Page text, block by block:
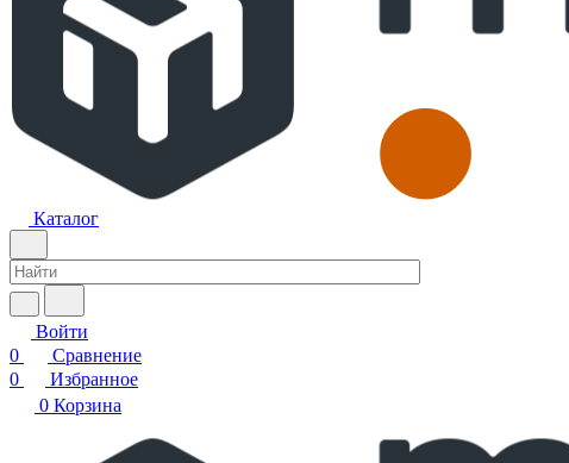
Каталог
Войти
0
Сравнение
0
Избранное
0 Корзина